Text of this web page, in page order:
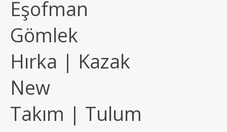
Eşofman
Gömlek
Hırka | Kazak
New
Takım | Tulum